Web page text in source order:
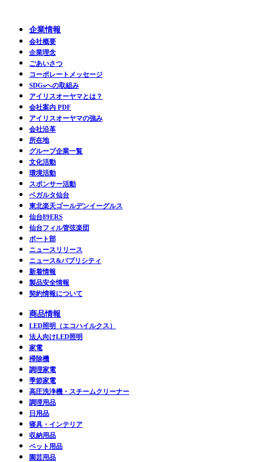
企業情報
会社概要
企業理念
ごあいさつ
コーポレートメッセージ
SDGsへの取組み
アイリスオーヤマとは？
会社案内 PDF
アイリスオーヤマの強み
会社沿革
所在地
グループ企業一覧
文化活動
環境活動
スポンサー活動
ベガルタ仙台
東北楽天ゴールデンイーグルス
仙台89ERS
仙台フィル管弦楽団
ボート部
ニュースリリース
ニュース&パブリシティ
新着情報
製品安全情報
契約情報について
商品情報
LED照明（エコハイルクス）
法人向けLED照明
家電
掃除機
調理家電
季節家電
高圧洗浄機・スチームクリーナー
調理用品
日用品
寝具・インテリア
収納用品
ペット用品
園芸用品